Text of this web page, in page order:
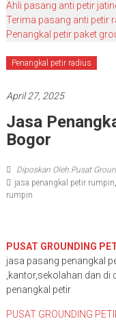
Ahli pasang anti petir
Terima pasang anti petir
Penangkal petir paket
Penangkal petir radius
April 27, 2025
Jasa
Bogor
Diposkan Oleh:Pusat
jasa penangkal petir rumpin,
rumpin
PUSAT GROUNDING
jasa pasang penangkal
,kantor,sekolahan dan di
penangkal petir
PUSAT GROUNDING